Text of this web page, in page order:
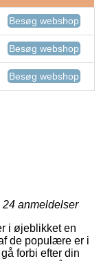
Besøg webshop
Besøg webshop
Besøg webshop
24 anmeldelser
i øjeblikket en
de populære er i
forbi efter din